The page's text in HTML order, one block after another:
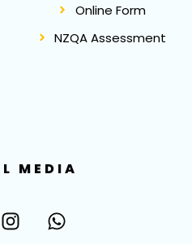
Online Form
NZQA Assessment
MEDIA
I
n
W
h